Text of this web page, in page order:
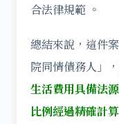
合法律規範 。
總結來說，這件
院同情債務人」
生活費用具備法
比例經過精確計